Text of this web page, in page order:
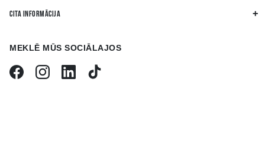
CITA INFORMĀCIJA
MEKLĒ MŪS SOCIĀLAJOS